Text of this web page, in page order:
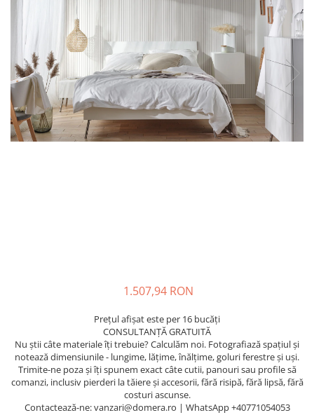
1.507,94 RON
Prețul afișat este per 16 bucăți
CONSULTANȚĂ GRATUITĂ
Nu știi câte materiale îți trebuie? Calculăm noi. Fotografiază spațiul și
notează dimensiunile - lungime, lățime, înălțime, goluri ferestre și uși.
Trimite-ne poza și îți spunem exact câte cutii, panouri sau profile să
comanzi, inclusiv pierderi la tăiere și accesorii, fără risipă, fără lipsă, fără
costuri ascunse.
Contactează-ne: vanzari@domera.ro | WhatsApp +40771054053